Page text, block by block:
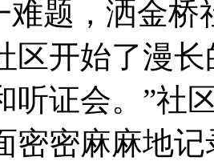
难题，洒金桥
区开始了漫
听证会。”社
密密麻麻地